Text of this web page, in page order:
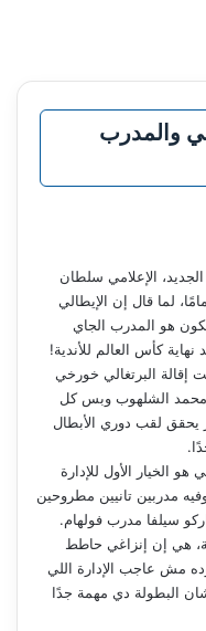
والمدرب
الإعلامي سلطان
لما قال إن الإيطالي
هو المدرب الجاي
كأس العالم للأندية!
إقالة البرتغالي خورخي
الشلهوب وبس كل
يحقق لقب دوري الأبطال
الخيار الأول للإدارة
مدربين تانيين مطروحين
سيلفا مدرب فولهام.
هي إن إنزاغي حاطط
مش عاجب الإدارة اللي
البطولة دي مهمة جدًا